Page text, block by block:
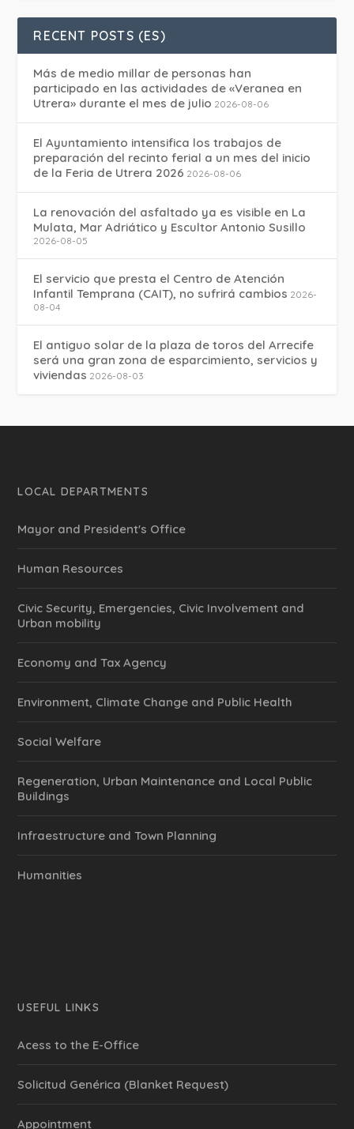
RECENT POSTS (ES)
Más de medio millar de personas han
participado en las actividades de «Veranea en
Utrera» durante el mes de julio 2026-08-06
El Ayuntamiento intensifica los trabajos de
preparación del recinto ferial a un mes del inicio
de la Feria de Utrera 2026 2026-08-06
La renovación del asfaltado ya es visible en La
Mulata, Mar Adriático y Escultor Antonio Susillo
2026-08-05
El servicio que presta el Centro de Atención
Infantil Temprana (CAIT), no sufrirá cambios 2026-
08-04
El antiguo solar de la plaza de toros del Arrecife
será una gran zona de esparcimiento, servicios y
viviendas 2026-08-03
LOCAL DEPARTMENTS
Mayor and President's Office
Human Resources
Civic Security, Emergencies, Civic Involvement and
Urban mobility
Economy and Tax Agency
Environment, Climate Change and Public Health
Social Welfare
Regeneration, Urban Maintenance and Local Public
Buildings
Infraestructure and Town Planning
Humanities
USEFUL LINKS
Acess to the E-Office
Solicitud Genérica (Blanket Request)
Appointment